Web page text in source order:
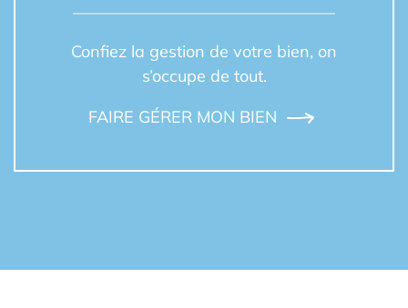
Confiez la gestion de votre bien, on
s’occupe de tout.
FAIRE GÉRER MON BIEN